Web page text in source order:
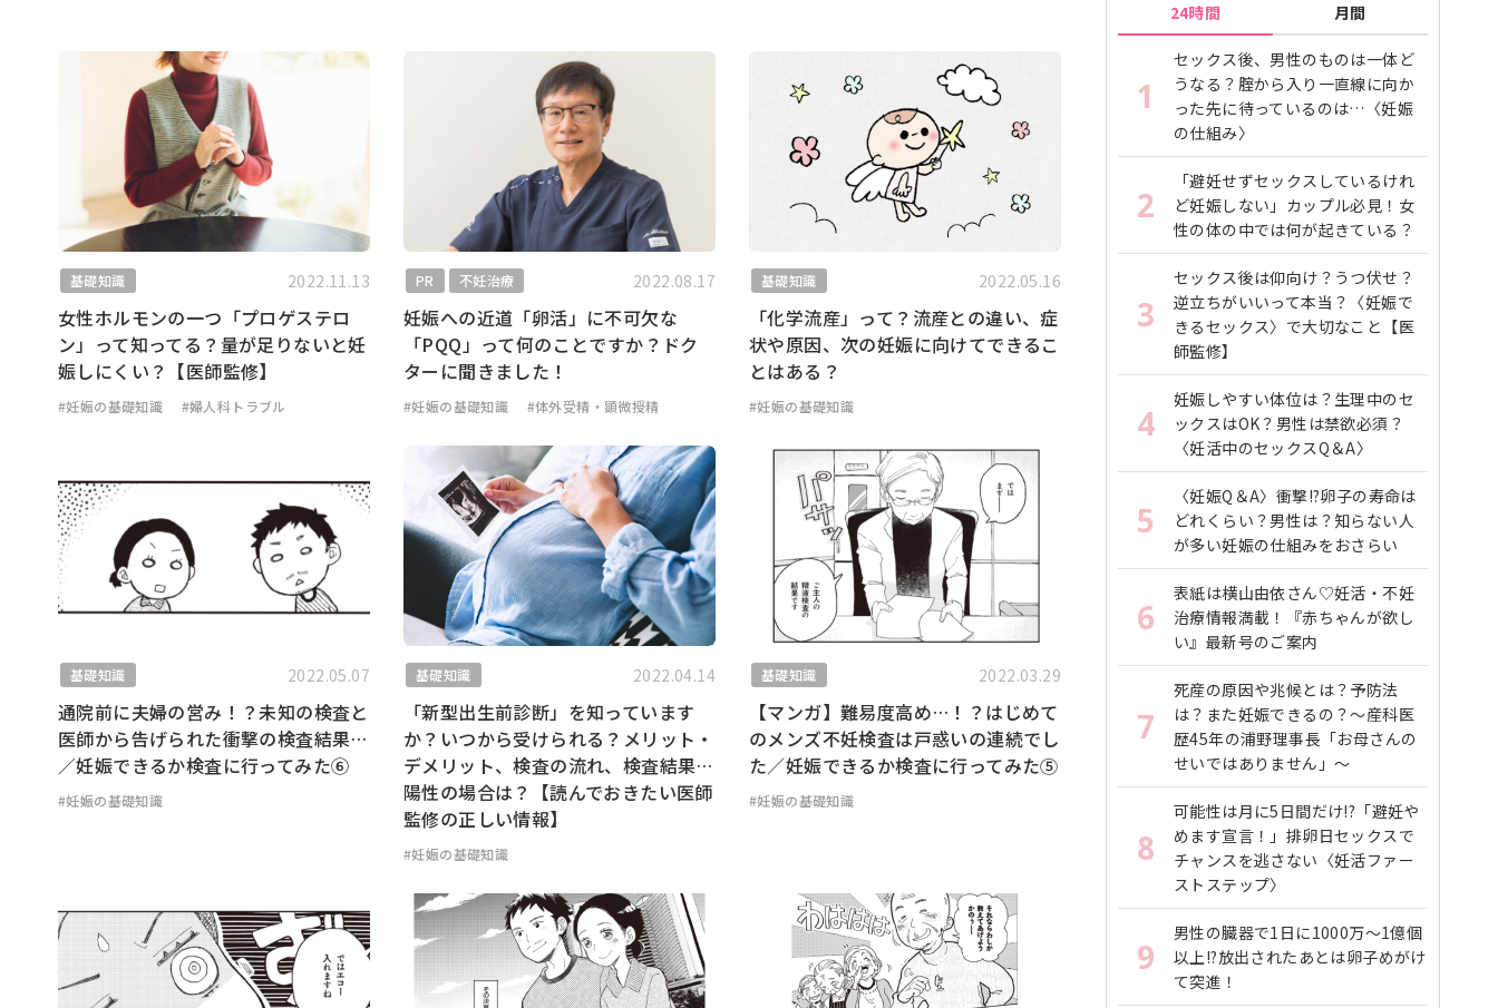
基礎知識 2022.11.13
女性ホルモンの一つ「プロゲステロ
ン」って知ってる？量が足りないと妊
娠しにくい？【医師監修】
#妊娠の基礎知識 #婦人科トラブル
PR 不妊治療 2022.08.17
妊娠への近道「卵活」に不可欠な
「PQQ」って何のことですか？ドク
ターに聞きました！
#妊娠の基礎知識 #体外受精・顕微授精
基礎知識 2022.05.16
「化学流産」って？流産との違い、症
状や原因、次の妊娠に向けてできるこ
とはある？
#妊娠の基礎知識
基礎知識 2022.05.07
通院前に夫婦の営み！？未知の検査と
医師から告げられた衝撃の検査結果…
／妊娠できるか検査に行ってみた⑥
#妊娠の基礎知識
基礎知識 2022.04.14
「新型出生前診断」を知っています
か？いつから受けられる？メリット・
デメリット、検査の流れ、検査結果…
陽性の場合は？【読んでおきたい医師
監修の正しい情報】
#妊娠の基礎知識
基礎知識 2022.03.29
【マンガ】難易度高め…！？はじめて
のメンズ不妊検査は戸惑いの連続でし
た／妊娠できるか検査に行ってみた⑤
#妊娠の基礎知識
24時間 月間
1
セックス後、男性のものは一体ど
うなる？腟から入り一直線に向か
った先に待っているのは…〈妊娠
の仕組み〉
2
「避妊せずセックスしているけれ
ど妊娠しない」カップル必見！女
性の体の中では何が起きている？
3
セックス後は仰向け？うつ伏せ？
逆立ちがいいって本当？〈妊娠で
きるセックス〉で大切なこと【医
師監修】
4
妊娠しやすい体位は？生理中のセ
ックスはOK？男性は禁欲必須？
〈妊活中のセックスQ＆A〉
5
〈妊娠Q＆A〉衝撃!?卵子の寿命は
どれくらい？男性は？知らない人
が多い妊娠の仕組みをおさらい
6
表紙は横山由依さん♡妊活・不妊
治療情報満載！『赤ちゃんが欲し
い』最新号のご案内
7
死産の原因や兆候とは？予防法
は？また妊娠できるの？〜産科医
歴45年の浦野理事長「お母さんの
せいではありません」〜
8
可能性は月に5日間だけ!?「避妊や
めます宣言！」排卵日セックスで
チャンスを逃さない〈妊活ファー
ストステップ〉
9
男性の臓器で1日に1000万〜1億個
以上!?放出されたあとは卵子めがけ
て突進！